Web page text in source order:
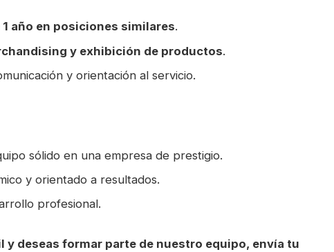
1 año en posiciones similares.
y exhibición de productos.
y orientación al servicio.
sólido en una empresa de prestigio.
y orientado a resultados.
profesional.
y deseas formar parte de nuestro equipo, envía tu